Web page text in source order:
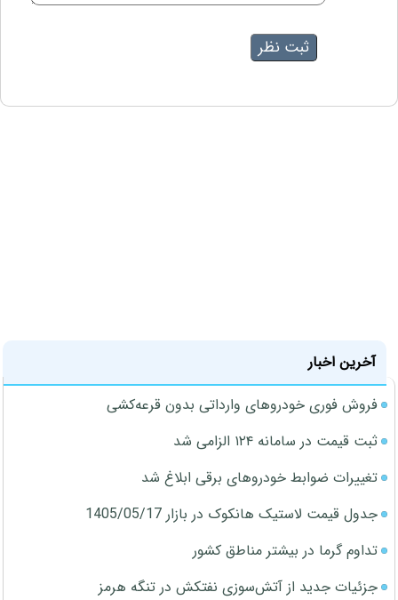
آخرین اخبار
فروش فوری خودروهای وارداتی بدون قرعه‌کشی
ثبت قیمت در سامانه ۱۲۴ الزامی شد
تغییرات ضوابط خودروهای برقی ابلاغ شد
جدول قیمت لاستیک هانکوک در بازار 1405/05/17
تداوم گرما در بیشتر مناطق کشور
جزئیات جدید از آتش‌سوزی نفتکش در تنگه هرمز